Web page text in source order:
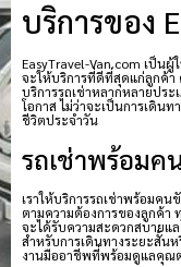
บริการของ
EasyTravel-Van.com เป็น
จะให้บริการที่ดีที่สุดแก่ลูกค้า
บริการรถเช่าหลากหลายปร
โอกาส ไม่ว่าจะเป็นการเดิน
ชีวิตประจำวัน
รถเช่าพร้อมค
เราให้บริการรถเช่าพร้อมคน
ตามความต้องการของลูกค้า
จะได้รับความสะดวกสบายแ
สำหรับการเดินทางระยะสั้น
งานมืออาชีพที่พร้อมดูแลคุณ